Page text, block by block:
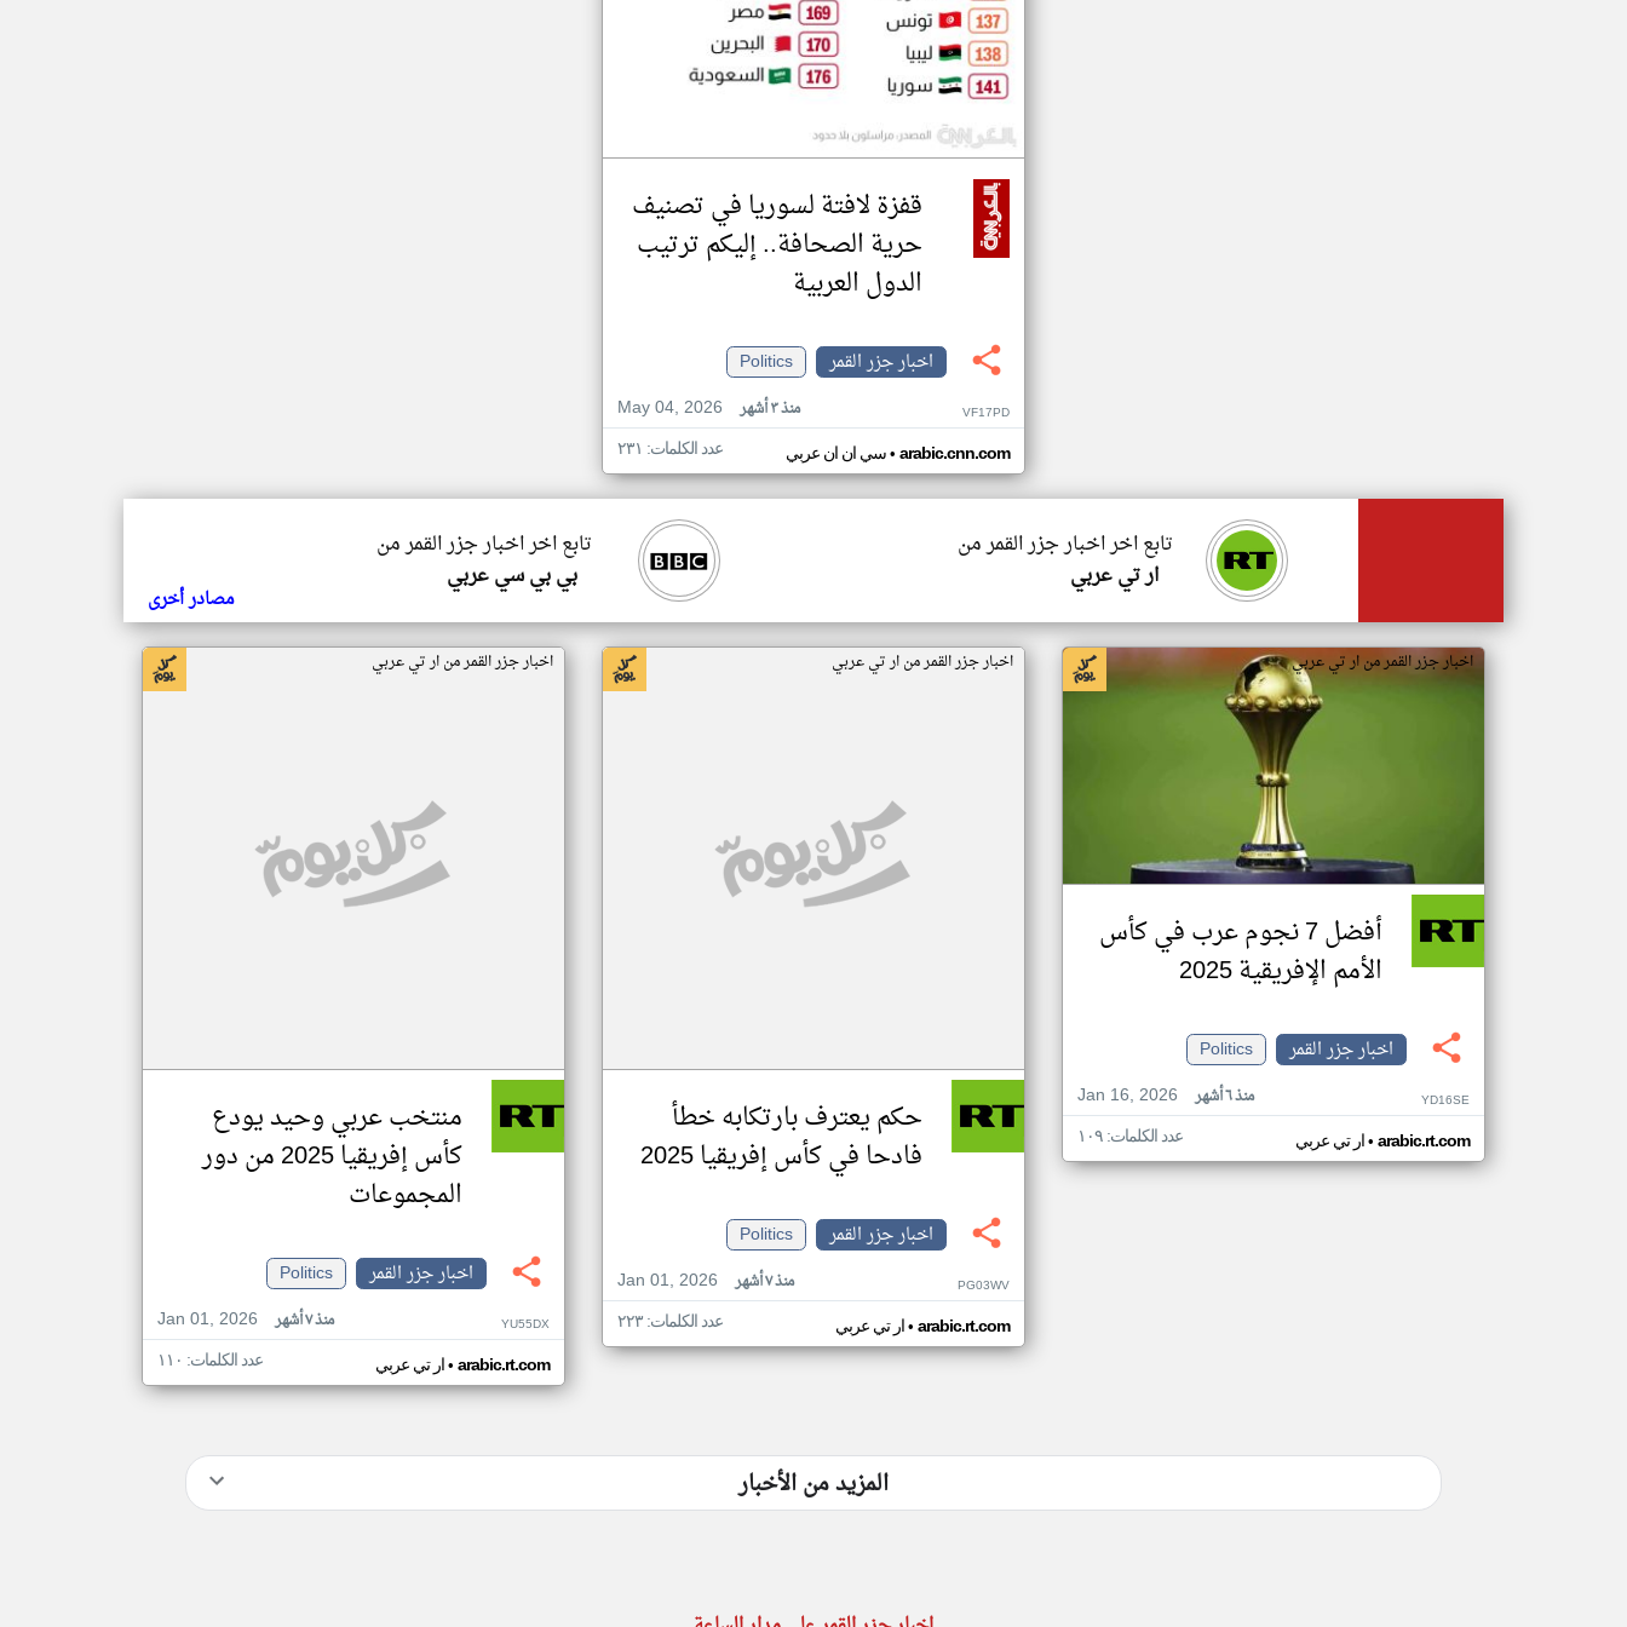
قفزة لافتة لسوريا في تصنيف
حرية الصحافة.. إليكم ترتيب
الدول العربية
اخبار جزر القمر
Politics
May 04, 2026
منذ ٣ أشهر VF17PD
سي ان ان عربي• arabic.cnn.com عدد الكلمات: ٢٣١
تابع اخر اخبار جزر القمر من
بي بي سي عربي
تابع اخر اخبار جزر القمر من
ار تي عربي
مصادر أخرى
اخبار جزر القمر من ار تي عربي
أفضل 7 نجوم عرب في كأس
الأمم الإفريقية 2025
اخبار جزر القمر
Politics
Jan 16, 2026
منذ ٦ أشهر YD16SE
ار تي عربي• arabic.rt.com عدد الكلمات: ١٠٩
اخبار جزر القمر من ار تي عربي
حكم يعترف بارتكابه خطأ
فادحا في كأس إفريقيا 2025
اخبار جزر القمر
Politics
Jan 01, 2026
منذ ٧ أشهر PG03WV
ار تي عربي• arabic.rt.com عدد الكلمات: ٢٢٣
اخبار جزر القمر من ار تي عربي
منتخب عربي وحيد يودع
كأس إفريقيا 2025 من دور
المجموعات
اخبار جزر القمر
Politics
Jan 01, 2026
منذ ٧ أشهر YU55DX
ار تي عربي• arabic.rt.com عدد الكلمات: ١١٠
المزيد من الأخبار